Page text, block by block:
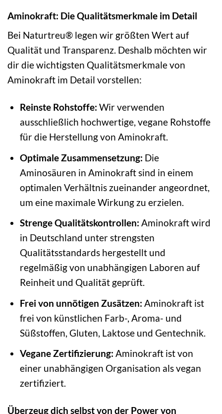
Aminokraft: Die Qualitätsmerkmale im Detail
Bei Naturtreu® legen wir größten Wert auf
Qualität und Transparenz. Deshalb möchten wir
dir die wichtigsten Qualitätsmerkmale von
Aminokraft im Detail vorstellen:
Reinste Rohstoffe: Wir verwenden
ausschließlich hochwertige, vegane Rohstoffe
für die Herstellung von Aminokraft.
Optimale Zusammensetzung: Die
Aminosäuren in Aminokraft sind in einem
optimalen Verhältnis zueinander angeordnet,
um eine maximale Wirkung zu erzielen.
Strenge Qualitätskontrollen: Aminokraft wird
in Deutschland unter strengsten
Qualitätsstandards hergestellt und
regelmäßig von unabhängigen Laboren auf
Reinheit und Qualität geprüft.
Frei von unnötigen Zusätzen: Aminokraft ist
frei von künstlichen Farb-, Aroma- und
Süßstoffen, Gluten, Laktose und Gentechnik.
Vegane Zertifizierung: Aminokraft ist von
einer unabhängigen Organisation als vegan
zertifiziert.
Überzeug dich selbst von der Power von